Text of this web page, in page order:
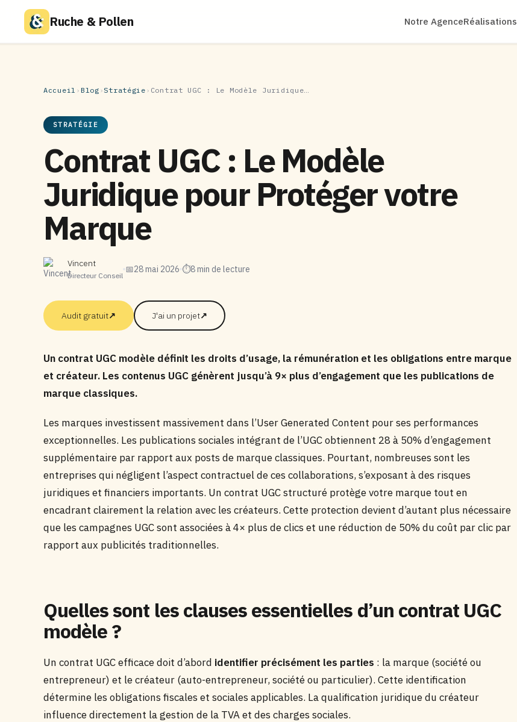
Ruche & Pollen Notre AgenceRéalisations
Accueil › Blog ›Stratégie › Contrat UGC : Le Modèle Juridique…
STRATÉGIE
Contrat UGC : Le Modèle
Juridique pour Protéger votre
Marque
Vincent
Directeur Conseil
📅28 mai 2026 ⏱8 min de lecture
Audit gratuit↗ J'ai un projet↗
Un contrat UGC modèle définit les droits d’usage, la rémunération et les obligations entre marque
et créateur. Les contenus UGC génèrent jusqu’à 9× plus d’engagement que les publications de
marque classiques.
Les marques investissent massivement dans l’User Generated Content pour ses performances
exceptionnelles. Les publications sociales intégrant de l’UGC obtiennent 28 à 50% d’engagement
supplémentaire par rapport aux posts de marque classiques. Pourtant, nombreuses sont les
entreprises qui négligent l’aspect contractuel de ces collaborations, s’exposant à des risques
juridiques et financiers importants. Un contrat UGC structuré protège votre marque tout en
encadrant clairement la relation avec les créateurs. Cette protection devient d’autant plus nécessaire
que les campagnes UGC sont associées à 4× plus de clics et une réduction de 50% du coût par clic par
rapport aux publicités traditionnelles.
Quelles sont les clauses essentielles d’un contrat UGC
modèle ?
Un contrat UGC efficace doit d’abord identifier précisément les parties : la marque (société ou
entrepreneur) et le créateur (auto-entrepreneur, société ou particulier). Cette identification
détermine les obligations fiscales et sociales applicables. La qualification juridique du créateur
influence directement la gestion de la TVA et des charges sociales.